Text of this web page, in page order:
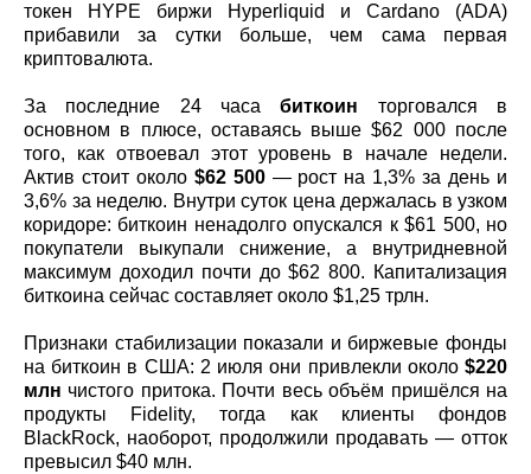
токен HYPE биржи Hyperliquid и Cardano (ADA)
прибавили за сутки больше, чем сама первая
криптовалюта.
За последние 24 часабиткоин торговался в
основном в плюсе, оставаясь выше $62 000 после
того, как отвоевал этот уровень в начале недели.
Актив стоит около $62 500— рост на 1,3% за день и
3,6% за неделю. Внутри суток цена держалась в узком
коридоре: биткоин ненадолго опускался к $61 500, но
покупатели выкупали снижение, а внутридневной
максимум доходил почти до $62 800. Капитализация
биткоина сейчас составляет около $1,25 трлн.
Признаки стабилизации показали и биржевые фонды
на биткоин в США: 2 июля они привлекли около $220
млн чистого притока. Почти весь объём пришёлся на
продукты Fidelity, тогда как клиенты фондов
BlackRock, наоборот, продолжили продавать — отток
превысил $40 млн.